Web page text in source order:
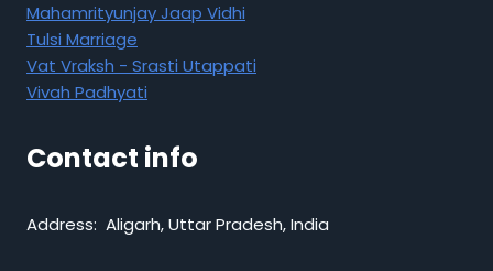
Mahamrityunjay Jaap Vidhi
Tulsi Marriage
Vat Vraksh - Srasti Utappati
Vivah Padhyati
Contact info
Address: Aligarh, Uttar Pradesh, India